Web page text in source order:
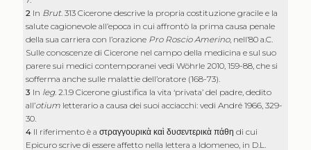
2 In Brut. 313 Cicerone descrive la propria costituzione gracile e la
salute cagionevole all’epoca in cui affrontò la prima causa penale
della sua carriera con l’orazione Pro Roscio Amerino, nell’80 a.C.
Sulle conoscenze di Cicerone nel campo della medicina e sul suo
parere sui medici contemporanei vedi Wöhrle 2010, 159-88, che si
sofferma anche sulle malattie dell’oratore (168-73).
3 In leg.2.1.9 Cicerone giustifica la vita ‘privata’ del padre, dedito
all’otium letterario a causa dei suoi acciacchi: vedi André 1966, 329-
30.
4 Il riferimento è aστραγγουρικὰ καὶ δυσεντερικὰ πάθη di cui
Epicuro scrive di essere affetto nella lettera a Idomeneo, in D.L.